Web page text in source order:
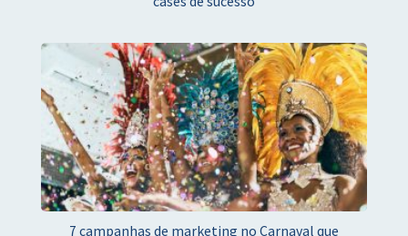
7 campanhas de marketing no Carnaval que